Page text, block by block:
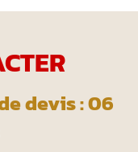
devis : 06